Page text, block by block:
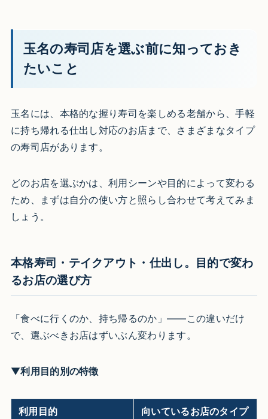
玉名の寿司店を選ぶ前に知っておき
たいこと
玉名には、本格的な握り寿司を楽しめる老舗から、手軽
に持ち帰れる仕出し対応のお店まで、さまざまなタイプ
の寿司店があります。
どのお店を選ぶかは、利用シーンや目的によって変わる
ため、まずは自分の使い方と照らし合わせて考えてみま
しょう。
本格寿司・テイクアウト・仕出し。目的で変わ
るお店の選び方
「食べに行くのか、持ち帰るのか」——この違いだけ
で、選ぶべきお店はずいぶん変わります。
▼利用目的別の特徴
利用目的 向いているお店のタイプ